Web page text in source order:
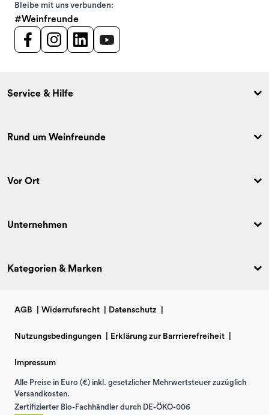
Bleibe mit uns verbunden:
#Weinfreunde
Service & Hilfe
Rund um Weinfreunde
Vor Ort
Unternehmen
Kategorien & Marken
AGB Widerrufsrecht Datenschutz
Nutzungsbedingungen Erklärung zur Barrrierefreiheit
Impressum
Alle Preise in Euro (€) inkl. gesetzlicher Mehrwertsteuer zuzüglich
Versandkosten.
Zertifizierter Bio-Fachhändler durch DE-ÖKO-006